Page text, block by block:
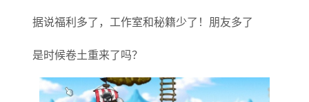
据说福利多了，工作室和秘籍少了！朋友多了
是时候卷土重来了吗？